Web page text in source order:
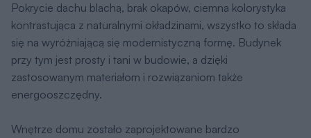
Pokrycie dachu blachą, brak okapów, ciemna kolorystyka
kontrastująca z naturalnymi okładzinami, wszystko to składa
się na wyróżniającą się modernistyczną formę. Budynek
przy tym jest prosty i tani w budowie, a dzięki
zastosowanym materiałom i rozwiązaniom także
energooszczędny.
Wnętrze domu zostało zaprojektowane bardzo